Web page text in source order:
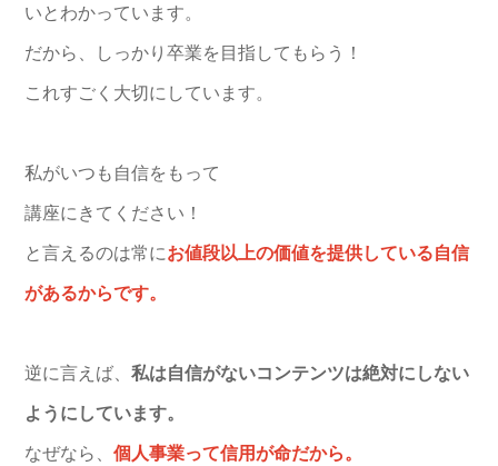
いとわかっています。
だから、しっかり卒業を目指してもらう！
これすごく大切にしています。
私がいつも自信をもって
講座にきてください！
と言えるのは常にお値段以上の価値を提供している自信
があるからです。
逆に言えば、 私は自信がないコンテンツは絶対にしない
ようにしています。
なぜなら、 個人事業って信用が命だから。